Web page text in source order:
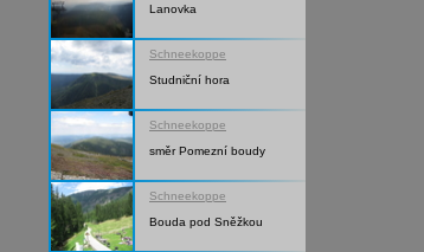
Lanovka
Schneekoppe
Studniční hora
Schneekoppe
směr Pomezní boudy
Schneekoppe
Bouda pod Sněžkou